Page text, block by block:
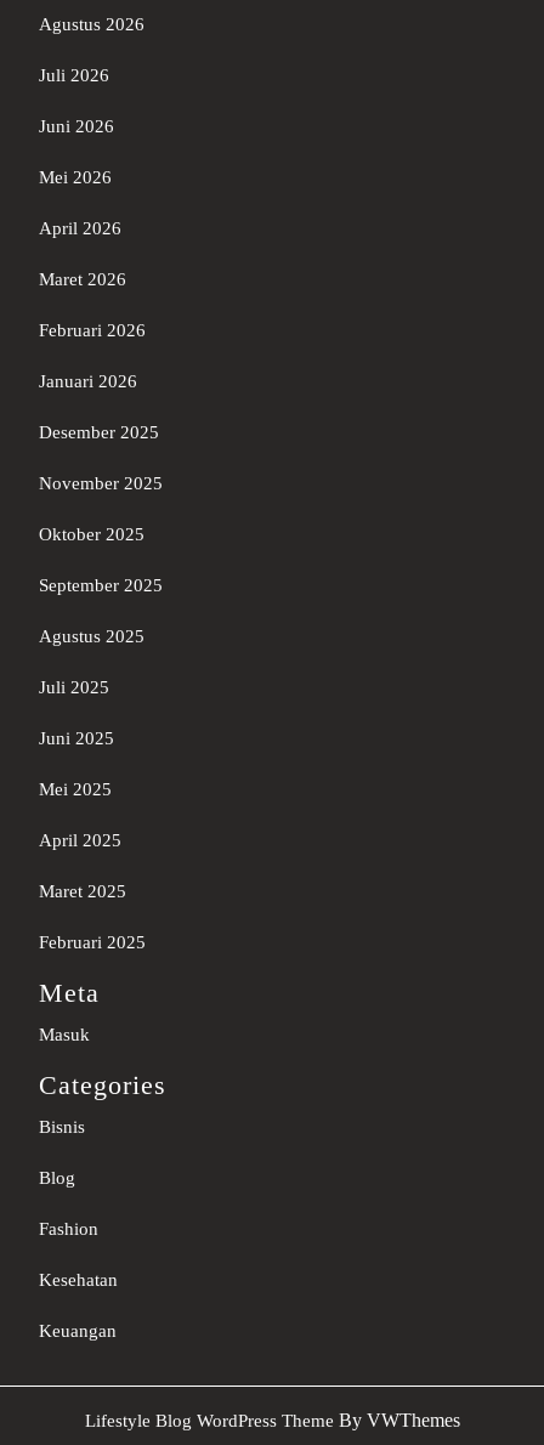
Agustus 2026
Juli 2026
Juni 2026
Mei 2026
April 2026
Maret 2026
Februari 2026
Januari 2026
Desember 2025
November 2025
Oktober 2025
September 2025
Agustus 2025
Juli 2025
Juni 2025
Mei 2025
April 2025
Maret 2025
Februari 2025
Meta
Masuk
Categories
Bisnis
Blog
Fashion
Kesehatan
Keuangan
Lifestyle Blog WordPress Theme By VWThemes